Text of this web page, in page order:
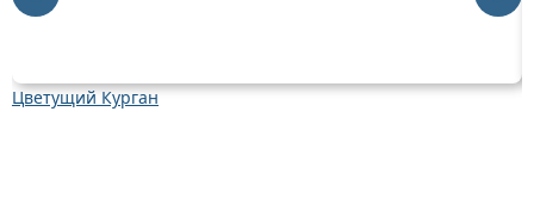
Цветущий Курган